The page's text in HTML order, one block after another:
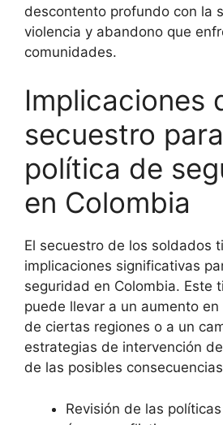
descontento profundo con la
violencia y abandono que
comunidades.
Implicaciones
secuestro
política de
en Colombia
El secuestro de los soldados
implicaciones significativas
seguridad en Colombia. Este
puede llevar a un aumento
de ciertas regiones o a un
estrategias de intervención
de las posibles
Revisión de las